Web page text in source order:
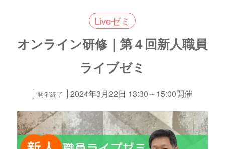
Liveゼミ
オンライン研修｜第４回新人職員
ライブゼミ
開催終了 2024年3月22日 13:30～15:00開催